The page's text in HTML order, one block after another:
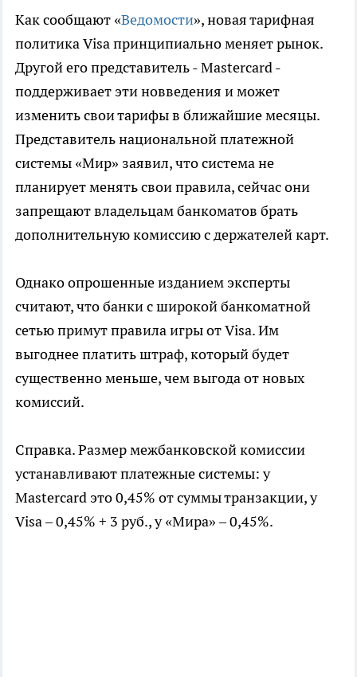
Как сообщают «Ведомости», новая тарифная
политика Visa принципиально меняет рынок.
Другой его представитель - Mastercard -
поддерживает эти новведения и может
изменить свои тарифы в ближайшие месяцы.
Представитель национальной платежной
системы «Мир» заявил, что система не
планирует менять свои правила, сейчас они
запрещают владельцам банкоматов брать
дополнительную комиссию с держателей карт.
Однако опрошенные изданием эксперты
считают, что банки с широкой банкоматной
сетью примут правила игры от Visa. Им
выгоднее платить штраф, который будет
существенно меньше, чем выгода от новых
комиссий.
Справка. Размер межбанковской комиссии
устанавливают платежные системы: у
Mastercard это 0,45% от суммы транзакции, у
Visa – 0,45% + 3 руб., у «Мира» – 0,45%.